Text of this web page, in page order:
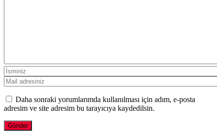
Daha sonraki yorumlarımda kullanılması için adım, e-posta
adresim ve site adresim bu tarayıcıya kaydedilsin.